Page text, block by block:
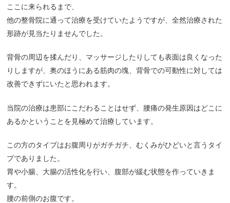
ここに来られるまで、
他の整骨院に通って治療を受けていたようですが、全然治療された
形跡が見当たりませんでした。
背骨の周辺を揉んだり、マッサージしたりしても表面は良くなった
りしますが、奥のほうにある筋肉の塊、背骨での可動性に対しては
改善できずにいたと思われます。
当院の治療は患部にこだわることはせず、腰痛の発生原因はどこに
あるかということを見極めて治療しています。
この方のタイプはお腹周りがガチガチ、むくみがひどいと言うタイ
プでありました。
胃や小腸、大腸の活性化を行い、腹部が緩む状態を作っていきま
す。
腰の前側のお腹です。